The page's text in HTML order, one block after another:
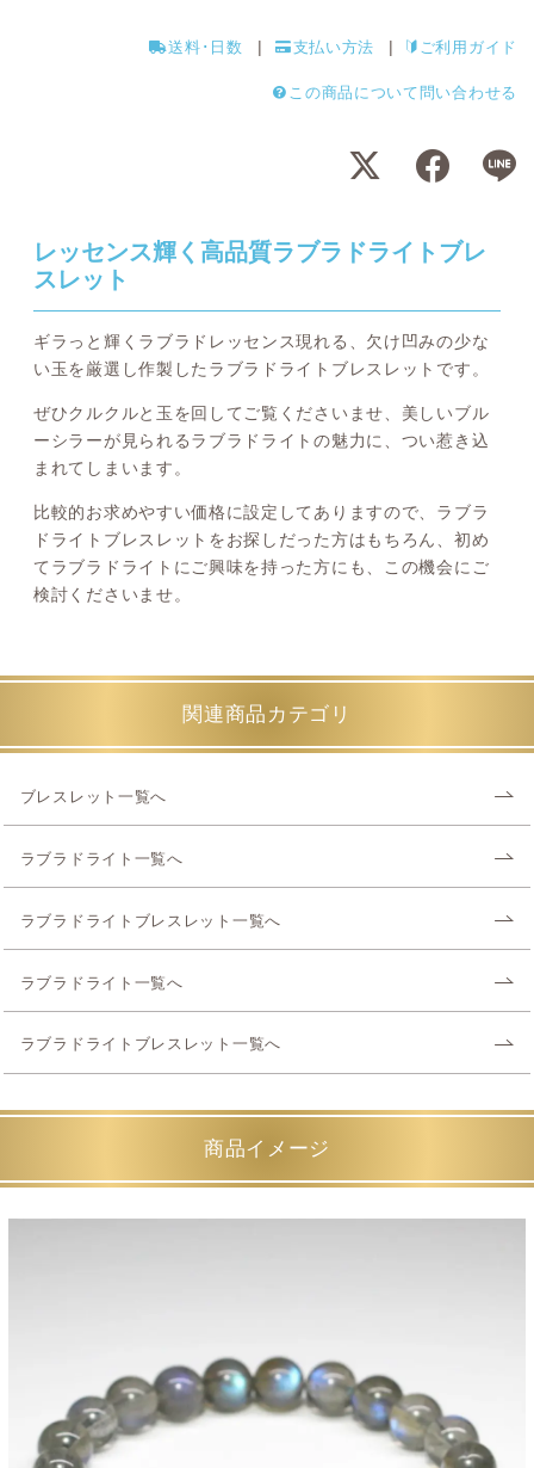
送料･日数 支払い方法 ご利用ガイド
この商品について問い合わせる
レッセンス輝く高品質ラブラドライトブレ
スレット
ギラっと輝くラブラドレッセンス現れる、欠け凹みの少な
い玉を厳選し作製したラブラドライトブレスレットです。
ぜひクルクルと玉を回してご覧くださいませ、美しいブル
ーシラーが見られるラブラドライトの魅力に、つい惹き込
まれてしまいます。
比較的お求めやすい価格に設定してありますので、ラブラ
ドライトブレスレットをお探しだった方はもちろん、初め
てラブラドライトにご興味を持った方にも、この機会にご
検討くださいませ。
関連商品カテゴリ
ブレスレット一覧へ
ラブラドライト一覧へ
ラブラドライトブレスレット一覧へ
ラブラドライト一覧へ
ラブラドライトブレスレット一覧へ
商品イメージ